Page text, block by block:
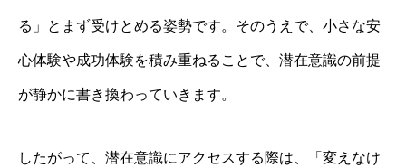
る」とまず受けとめる姿勢です。そのうえで、小さな安
心体験や成功体験を積み重ねることで、潜在意識の前提
が静かに書き換わっていきます。
したがって、潜在意識にアクセスする際は、「変えなけ